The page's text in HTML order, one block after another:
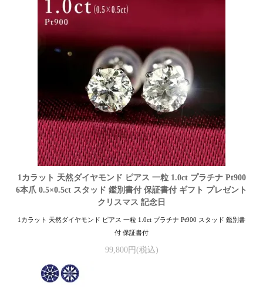
1カラット 天然ダイヤモンド ピアス 一粒 1.0ct プラチナ Pt900
6本爪 0.5×0.5ct スタッド 鑑別書付 保証書付 ギフト プレゼント
クリスマス 記念日
1カラット 天然ダイヤモンド ピアス 一粒 1.0ct プラチナ Pt900 スタッド 鑑別書
付 保証書付
99,800円(税込)